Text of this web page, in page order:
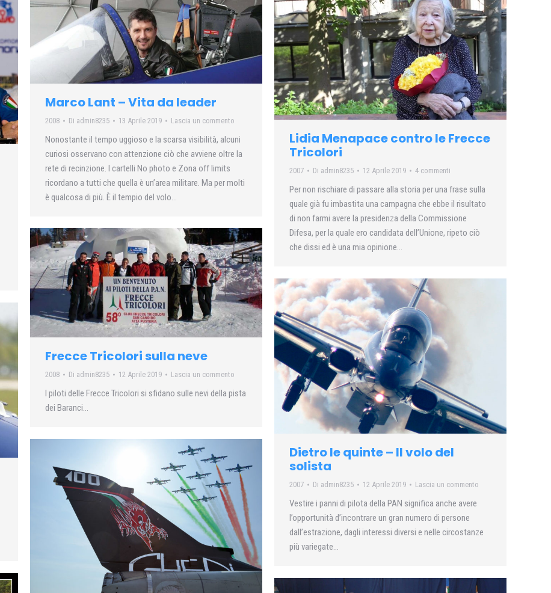
Marco Lant – Vita da leader
2008 Di admin8235 13 Aprile 2019 Lascia un commento
Nonostante il tempo uggioso e la scarsa visibilità, alcuni
curiosi osservano con attenzione ciò che avviene oltre la
rete di recinzione. I cartelli No photo e Zona off limits
ricordano a tutti che quella è un’area militare. Ma per molti
è qualcosa di più. È il tempio del volo…
Lidia Menapace contro le Frecce
Tricolori
2007 Di admin8235 12 Aprile 2019 4 commenti
Per non rischiare di passare alla storia per una frase sulla
quale già fu imbastita una campagna che ebbe il risultato
di non farmi avere la presidenza della Commissione
Difesa, per la quale ero candidata dell’Unione, ripeto ciò
che dissi ed è una mia opinione…
Frecce Tricolori sulla neve
2008 Di admin8235 12 Aprile 2019 Lascia un commento
I piloti delle Frecce Tricolori si sfidano sulle nevi della pista
dei Baranci…
Dietro le quinte – Il volo del
solista
2007 Di admin8235 12 Aprile 2019 Lascia un commento
Vestire i panni di pilota della PAN significa anche avere
l’opportunità d’incontrare un gran numero di persone
dall’estrazione, dagli interessi diversi e nelle circostanze
più variegate…